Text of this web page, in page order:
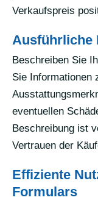
Verkaufspreis
Ausführliche
Beschreiben Sie
Sie Informationen
eventuellen
Beschreibung ist
Vertrauen der
Effiziente
Formulars